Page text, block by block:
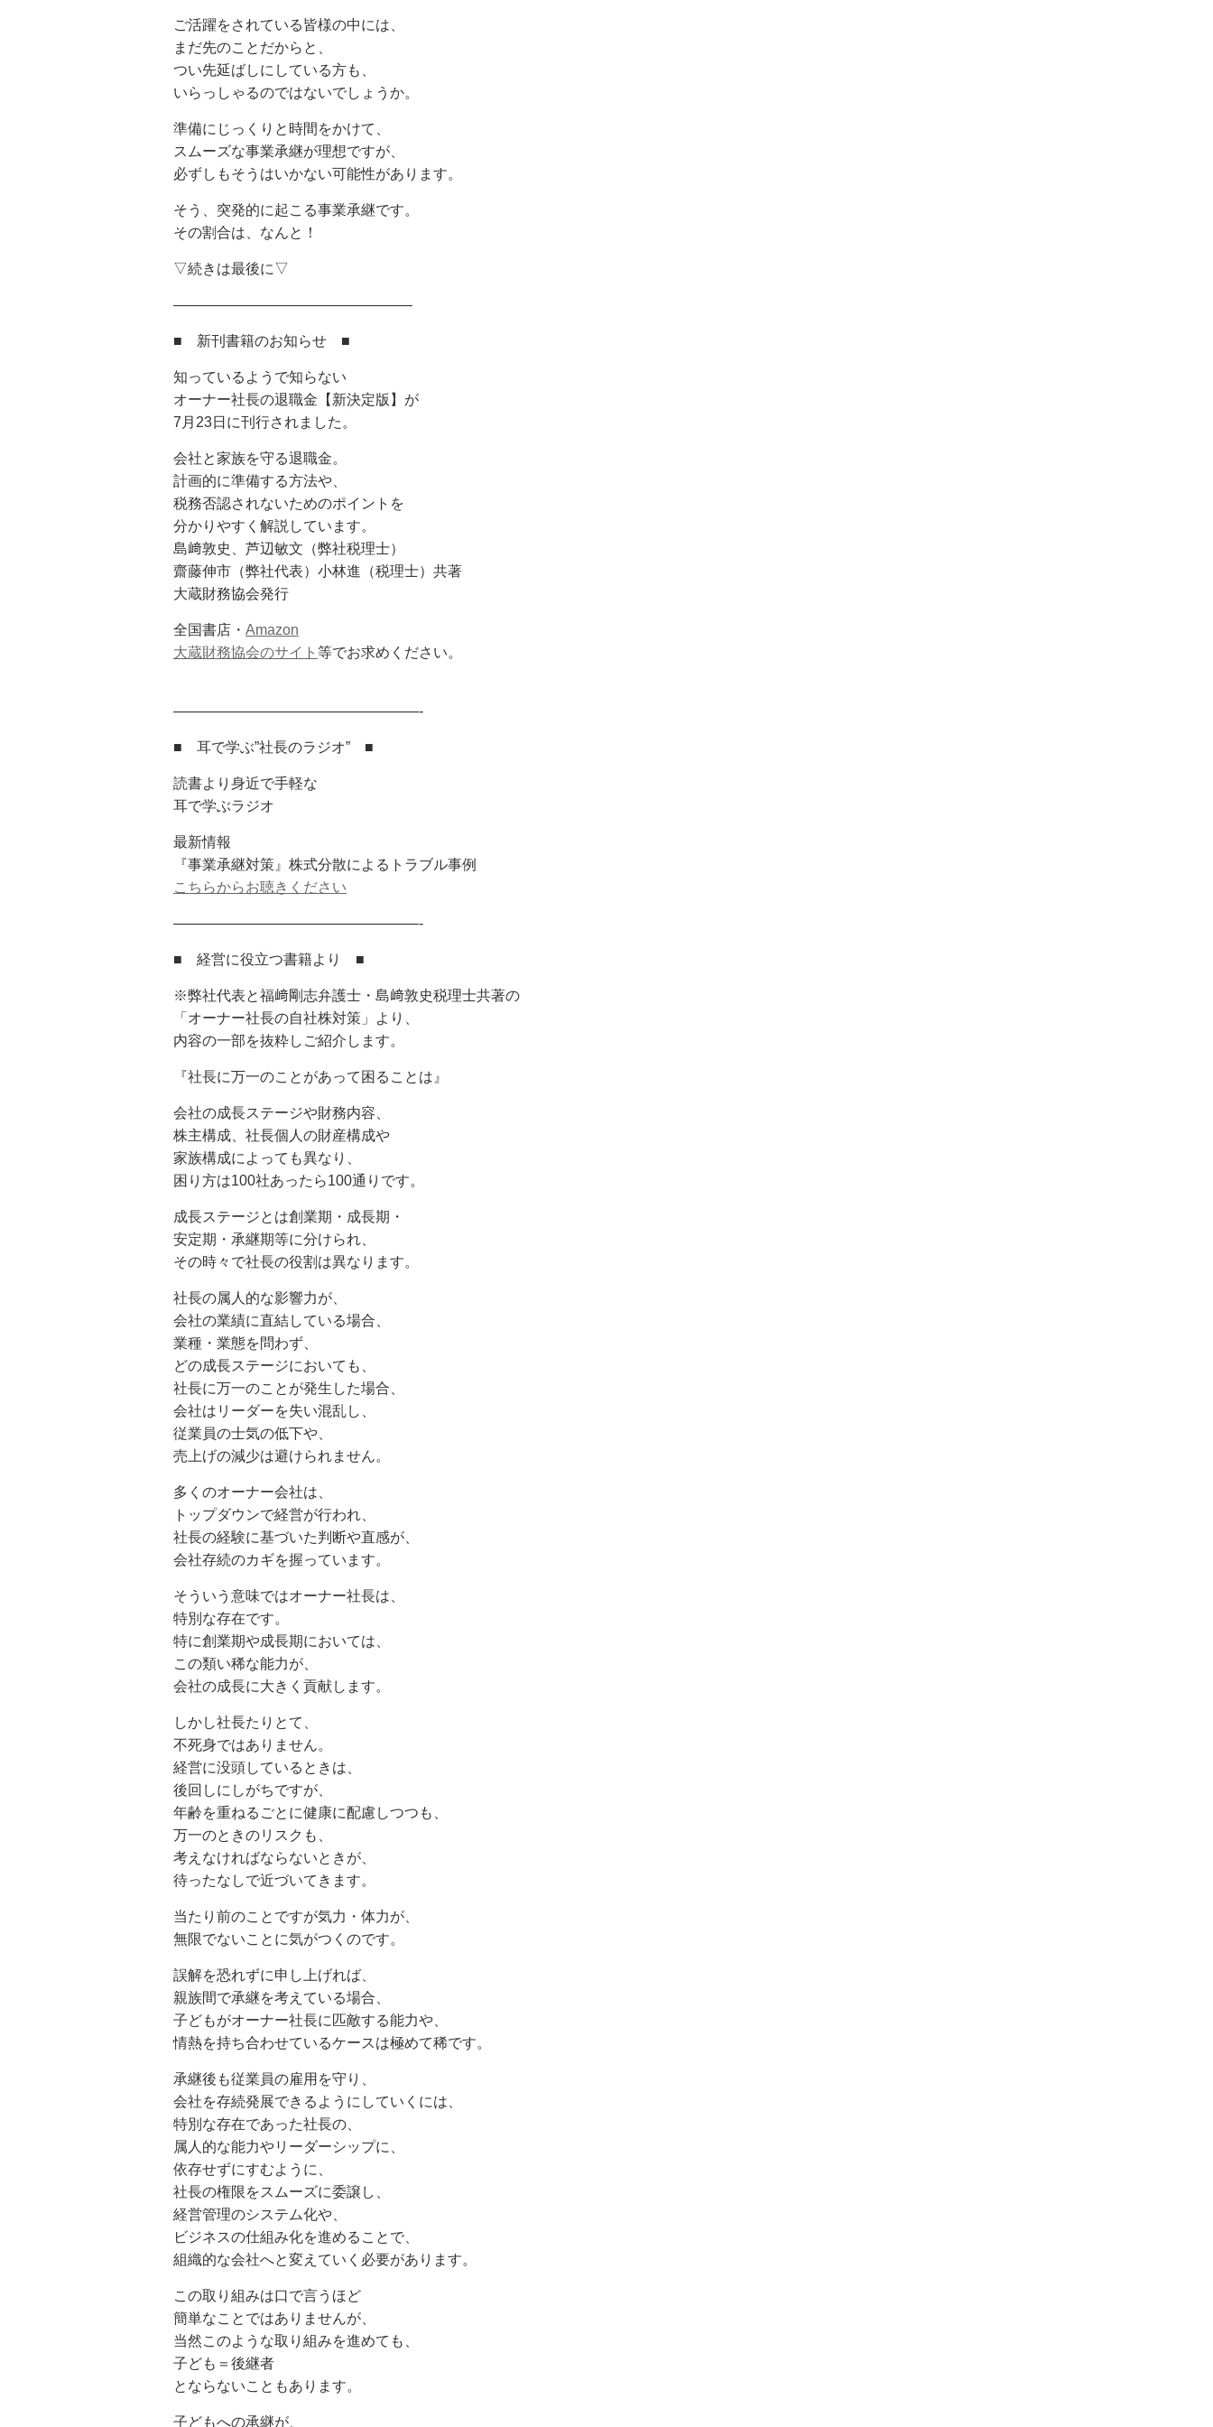
ご活躍をされている皆様の中には、
まだ先のことだからと、
つい先延ばしにしている方も、
いらっしゃるのではないでしょうか。
準備にじっくりと時間をかけて、
スムーズな事業承継が理想ですが、
必ずしもそうはいかない可能性があります。
そう、突発的に起こる事業承継です。
その割合は、なんと！
▽続きは最後に▽
————————————————–
■ 新刊書籍のお知らせ ■
知っているようで知らない
オーナー社長の退職金【新決定版】が
7月23日に刊行されました。
会社と家族を守る退職金。
計画的に準備する方法や、
税務否認されないためのポイントを
分かりやすく解説しています。
島﨑敦史、芦辺敏文（弊社税理士）
齋藤伸市（弊社代表）小林進（税理士）共著
大蔵財務協会発行
全国書店・ Amazon
大蔵財務協会のサイト 等でお求めください。
—————————————————-
■ 耳で学ぶ”社長のラジオ” ■
読書より身近で手軽な
耳で学ぶラジオ
最新情報
『事業承継対策』株式分散によるトラブル事例
こちらからお聴きください
—————————————————-
■ 経営に役立つ書籍より ■
※弊社代表と福﨑剛志弁護士・島﨑敦史税理士共著の
「オーナー社長の自社株対策」より、
内容の一部を抜粋しご紹介します。
『社長に万一のことがあって困ることは』
会社の成長ステージや財務内容、
株主構成、社長個人の財産構成や
家族構成によっても異なり、
困り方は100社あったら100通りです。
成長ステージとは創業期・成長期・
安定期・承継期等に分けられ、
その時々で社長の役割は異なります。
社長の属人的な影響力が、
会社の業績に直結している場合、
業種・業態を問わず、
どの成長ステージにおいても、
社長に万一のことが発生した場合、
会社はリーダーを失い混乱し、
従業員の士気の低下や、
売上げの減少は避けられません。
多くのオーナー会社は、
トップダウンで経営が行われ、
社長の経験に基づいた判断や直感が、
会社存続のカギを握っています。
そういう意味ではオーナー社長は、
特別な存在です。
特に創業期や成長期においては、
この類い稀な能力が、
会社の成長に大きく貢献します。
しかし社長たりとて、
不死身ではありません。
経営に没頭しているときは、
後回しにしがちですが、
年齢を重ねるごとに健康に配慮しつつも、
万一のときのリスクも、
考えなければならないときが、
待ったなしで近づいてきます。
当たり前のことですが気力・体力が、
無限でないことに気がつくのです。
誤解を恐れずに申し上げれば、
親族間で承継を考えている場合、
子どもがオーナー社長に匹敵する能力や、
情熱を持ち合わせているケースは極めて稀です。
承継後も従業員の雇用を守り、
会社を存続発展できるようにしていくには、
特別な存在であった社長の、
属人的な能力やリーダーシップに、
依存せずにすむように、
社長の権限をスムーズに委譲し、
経営管理のシステム化や、
ビジネスの仕組み化を進めることで、
組織的な会社へと変えていく必要があります。
この取り組みは口で言うほど
簡単なことではありませんが、
当然このような取り組みを進めても、
子ども＝後継者
とならないこともあります。
子どもへの承継が、